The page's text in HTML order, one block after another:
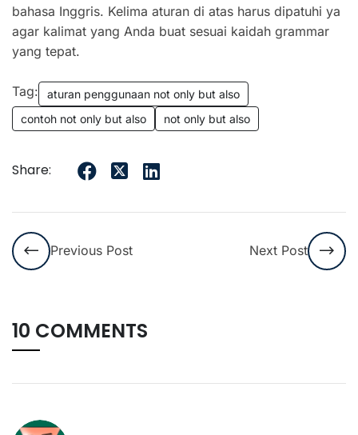
bahasa Inggris. Kelima aturan di atas harus dipatuhi ya
agar kalimat yang Anda buat sesuai kaidah grammar
yang tepat.
Tag:
aturan penggunaan not only but also
contoh not only but also
not only but also
Share:
Previous Post Next Post
10 COMMENTS